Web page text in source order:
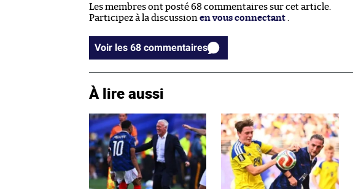
Les membres ont posté 68 commentaires sur cet article.
Participez à la discussion en vous connectant
Voir les 68 commentaires
À lire aussi